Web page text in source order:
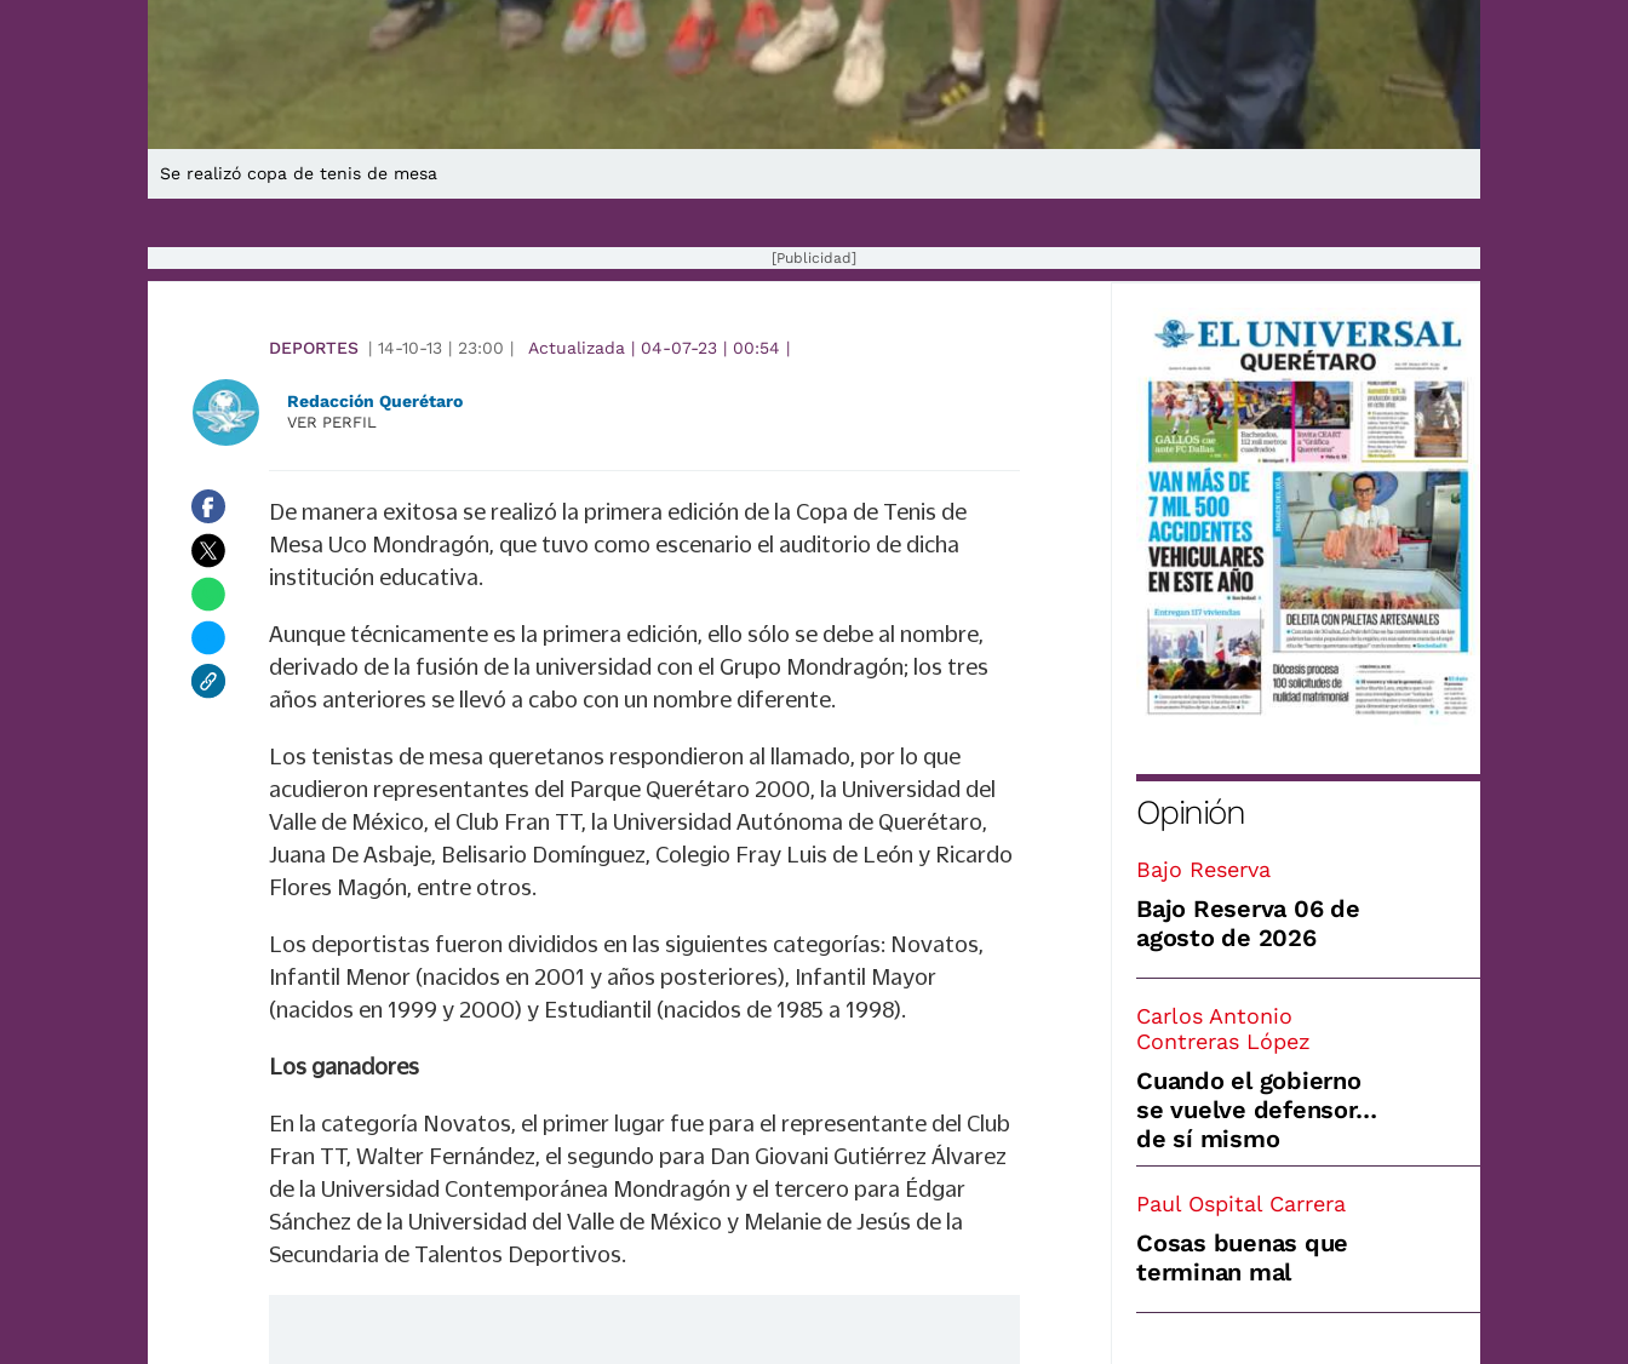
Se realizó copa de tenis de mesa
[Publicidad]
DEPORTES | 14-10-13 | 23:00 | Actualizada | 04-07-23 | 00:54 |
Redacción Querétaro
VER PERFIL
De manera exitosa se realizó la primera edición de la Copa de Tenis de
Mesa Uco Mondragón, que tuvo como escenario el auditorio de dicha
institución educativa.
Aunque técnicamente es la primera edición, ello sólo se debe al nombre,
derivado de la fusión de la universidad con el Grupo Mondragón; los tres
años anteriores se llevó a cabo con un nombre diferente.
Los tenistas de mesa queretanos respondieron al llamado, por lo que
acudieron representantes del Parque Querétaro 2000, la Universidad del
Valle de México, el Club Fran TT, la Universidad Autónoma de Querétaro,
Juana De Asbaje, Belisario Domínguez, Colegio Fray Luis de León y Ricardo
Flores Magón, entre otros.
Los deportistas fueron divididos en las siguientes categorías: Novatos,
Infantil Menor (nacidos en 2001 y años posteriores), Infantil Mayor
(nacidos en 1999 y 2000) y Estudiantil (nacidos de 1985 a 1998).
Los ganadores
En la categoría Novatos, el primer lugar fue para el representante del Club
Fran TT, Walter Fernández, el segundo para Dan Giovani Gutiérrez Álvarez
de la Universidad Contemporánea Mondragón y el tercero para Édgar
Sánchez de la Universidad del Valle de México y Melanie de Jesús de la
Secundaria de Talentos Deportivos.
Opinión
Bajo Reserva
Bajo Reserva 06 de
agosto de 2026
Carlos Antonio
Contreras López
Cuando el gobierno
se vuelve defensor…
de sí mismo
Paul Ospital Carrera
Cosas buenas que
terminan mal